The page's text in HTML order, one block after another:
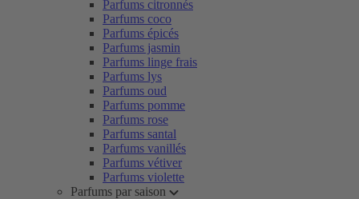
Parfums citronnés
Parfums coco
Parfums épicés
Parfums jasmin
Parfums linge frais
Parfums lys
Parfums oud
Parfums pomme
Parfums rose
Parfums santal
Parfums vanillés
Parfums vétiver
Parfums violette
Parfums par saison